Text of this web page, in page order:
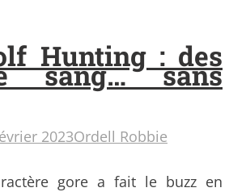
Hunting : des
sang… sans
2023Ordell Robbie
gore a fait le buzz en